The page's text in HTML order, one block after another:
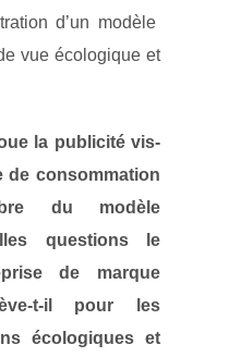
d’un modèle
vue écologique et
la publicité vis-
de consommation
du modèle
questions le
de marque
t-il pour les
écologiques et